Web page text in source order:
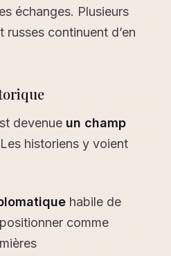
échanges. Plusieurs
continuent d’en
devenue un champ
historiens y voient
habile de
comme